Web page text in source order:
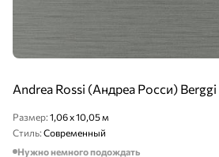
Andrea Rossi (Андреа Росси)
Размер: 1,06 x 10,05 м
Стиль: Современный
Нужно немного подождать